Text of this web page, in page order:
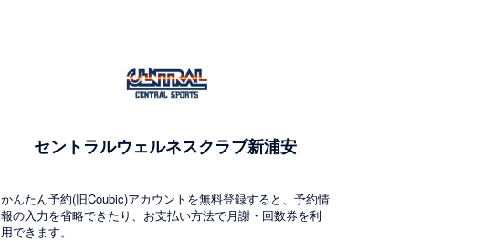
セントラルウェルネスクラブ新浦安
かんたん予約(旧Coubic)アカウントを無料登録すると、予約情
報の入力を省略できたり、お支払い方法で月謝・回数券を利
用できます。